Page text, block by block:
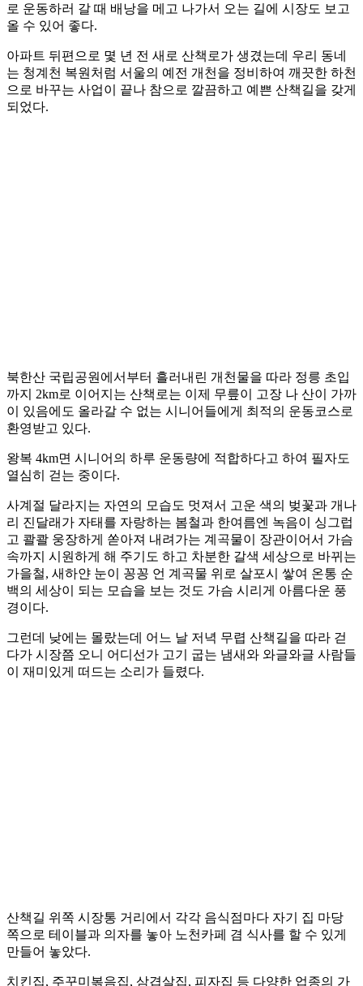
로 운동하러 갈 때 배낭을 메고 나가서 오는 길에 시장도 보고
올 수 있어 좋다.
아파트 뒤편으로 몇 년 전 새로 산책로가 생겼는데 우리 동네
는 청계천 복원처럼 서울의 예전 개천을 정비하여 깨끗한 하천
으로 바꾸는 사업이 끝나 참으로 깔끔하고 예쁜 산책길을 갖게
되었다.
북한산 국립공원에서부터 흘러내린 개천물을 따라 정릉 초입
까지 2km로 이어지는 산책로는 이제 무릎이 고장 나 산이 가까
이 있음에도 올라갈 수 없는 시니어들에게 최적의 운동코스로
환영받고 있다.
왕복 4km면 시니어의 하루 운동량에 적합하다고 하여 필자도
열심히 걷는 중이다.
사계절 달라지는 자연의 모습도 멋져서 고운 색의 벚꽃과 개나
리 진달래가 자태를 자랑하는 봄철과 한여름엔 녹음이 싱그럽
고 콸콸 웅장하게 쏟아져 내려가는 계곡물이 장관이어서 가슴
속까지 시원하게 해 주기도 하고 차분한 갈색 세상으로 바뀌는
가을철, 새하얀 눈이 꽁꽁 언 계곡물 위로 살포시 쌓여 온통 순
백의 세상이 되는 모습을 보는 것도 가슴 시리게 아름다운 풍
경이다.
그런데 낮에는 몰랐는데 어느 날 저녁 무렵 산책길을 따라 걷
다가 시장쯤 오니 어디선가 고기 굽는 냄새와 와글와글 사람들
이 재미있게 떠드는 소리가 들렸다.
산책길 위쪽 시장통 거리에서 각각 음식점마다 자기 집 마당
쪽으로 테이블과 의자를 놓아 노천카페 겸 식사를 할 수 있게
만들어 놓았다.
치킨집, 주꾸미볶음집, 삼겹살집, 피자집 등 다양한 업종의 가